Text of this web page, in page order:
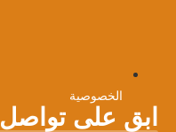
الخصوصية
ابق على تواصل